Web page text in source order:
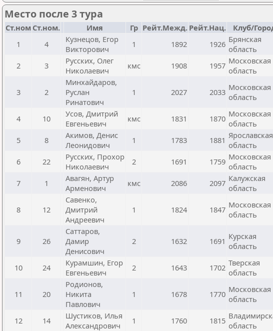
Место после 3 тура
Ст.ном Ст.ном. Имя Гр Рейт.Межд. Рейт.Нац. Клуб/
1
4
Кузнецов, Егор
Викторович
1 1892 1926 Брянская
область
2 3
Русских, Олег
Николаевич
кмс 1908 1957 Московская
область
3 2
Минхайдаров,
Руслан
Ринатович
1 2027 2033 Московская
область
4 10
Усов, Дмитрий
Евгеньевич
кмс 1831 1870 Московская
область
5 8
Акимов, Денис
Леонидович
1 1783 1881 Ярославская
область
6 22
Русских, Прохор
Николаевич
2 1691 1759 Московская
область
7 1
Авагян, Артур
Арменович
кмс 2086 2097 Калужская
область
8 12
Савенко,
Дмитрий
Андреевич
1 1824 1847 Московская
область
9 26
Саттаров,
Дамир
Денисович
2 1632 1691 Курская
область
10 24
Курамшин, Егор
Евгеньевич
2 1643 1702 Тверская
область
11 20
Родионов,
Никита
Павлович
1 1678 1770 Московская
область
12 14
Шустиков, Илья
Александрович
1 1760 1815 область